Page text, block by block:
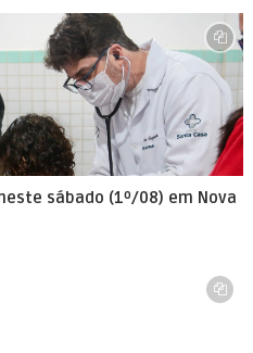
sábado (1º/08) em Nova